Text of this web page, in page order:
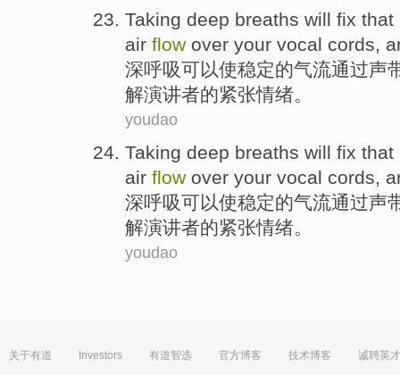
Taking deep breaths will fix that
air flow over your vocal cords,
深呼吸可以使稳定的气流通过声
解演讲者的紧张情绪。
youdao
Taking deep breaths will fix that
air flow over your vocal cords,
深呼吸可以使稳定的气流通过声
解演讲者的紧张情绪。
youdao
关于有道 Investors 有道智选 官方博客 技术博客 诚聘英才